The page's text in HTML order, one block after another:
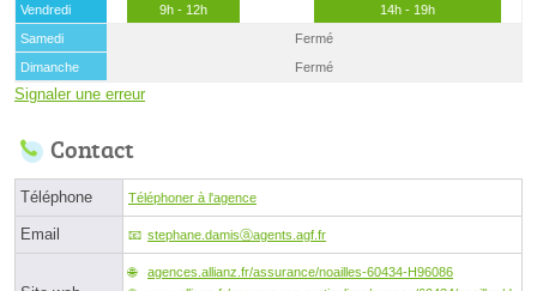
Vendredi
9h - 12h
14h - 19h
Samedi
Fermé
Dimanche
Fermé
Signaler une erreur
Contact
Téléphone Téléphoner à l'agence
Email stephane.damisⓐagents.agf.fr
agences.allianz.fr/assurance/noailles-60434-H96086